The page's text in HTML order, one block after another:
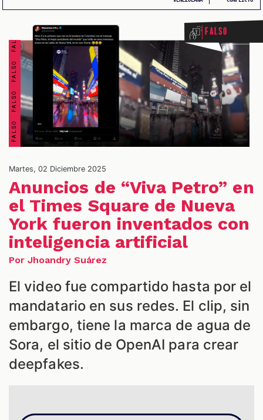
Falso
Martes, 02 Diciembre 2025
Anuncios de “Viva Petro” en
el Times Square de Nueva
York fueron inventados con
inteligencia artificial
Por Jhoandry Suárez
El video fue compartido hasta por el
mandatario en sus redes. El clip, sin
embargo, tiene la marca de agua de
Sora, el sitio de OpenAI para crear
deepfakes.